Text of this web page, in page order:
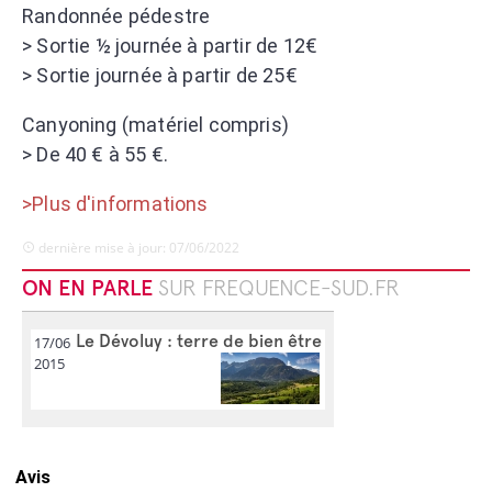
Randonnée pédestre
> Sortie ½ journée à partir de 12€
> Sortie journée à partir de 25€
Canyoning (matériel compris)
> De 40 € à 55 €.
>Plus d'informations
dernière mise à jour: 07/06/2022
ON EN PARLE SUR FREQUENCE-SUD.FR
17/06
2015
Le Dévoluy : terre de bien être
Avis